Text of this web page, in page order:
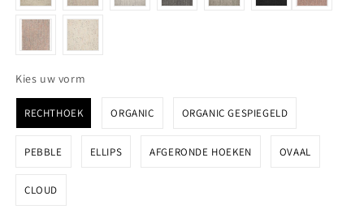
Kies uw vorm
RECHTHOEK ORGANIC ORGANIC GESPIEGELD
PEBBLE ELLIPS AFGERONDE HOEKEN OVAAL
CLOUD